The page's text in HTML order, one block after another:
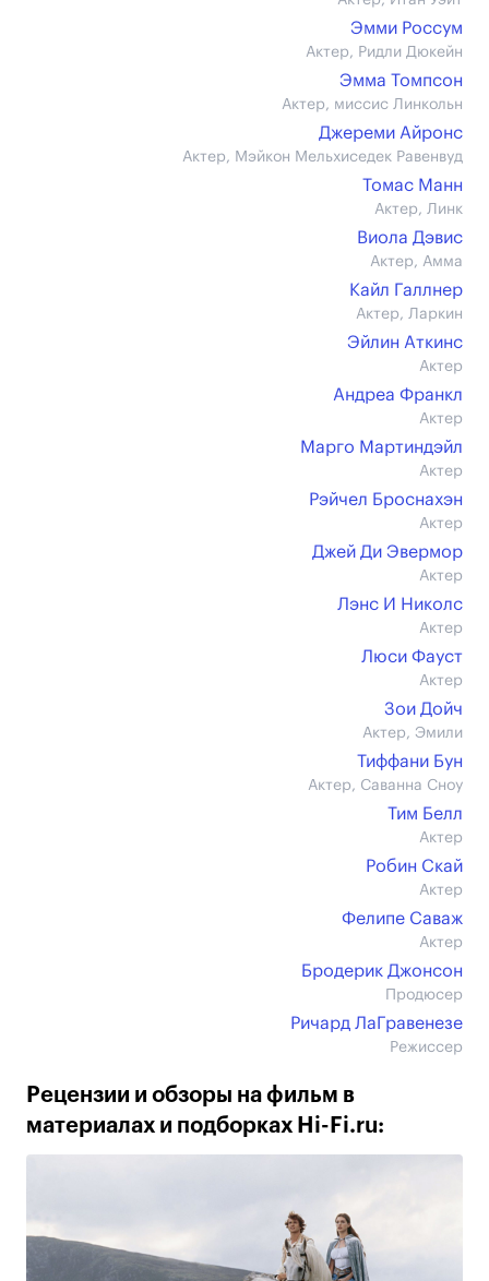
Эмми Россум
Актер, Ридли Дюкейн
Эмма Томпсон
Актер, миссис Линкольн
Джереми Айронс
Актер, Мэйкон Мельхиседек Равенвуд
Томас Манн
Актер, Линк
Виола Дэвис
Актер, Амма
Кайл Галлнер
Актер, Ларкин
Эйлин Аткинс
Актер
Андреа Франкл
Актер
Марго Мартиндэйл
Актер
Рэйчел Броснахэн
Актер
Джей Ди Эвермор
Актер
Лэнс И Николс
Актер
Люси Фауст
Актер
Зои Дойч
Актер, Эмили
Тиффани Бун
Актер, Саванна Сноу
Тим Белл
Актер
Робин Скай
Актер
Фелипе Саваж
Актер
Бродерик Джонсон
Продюсер
Ричард ЛаГравенезе
Режиссер
Рецензии и обзоры на фильм в
материалах и подборках Hi-Fi.ru: